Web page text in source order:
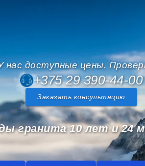
нас доступные цены.
+375 29 390-44-00
Заказать консультацию
гранита 10 лет и 24